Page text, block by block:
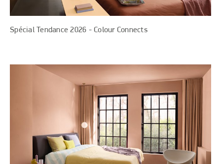
Spécial Tendance 2026 - Colour Connects